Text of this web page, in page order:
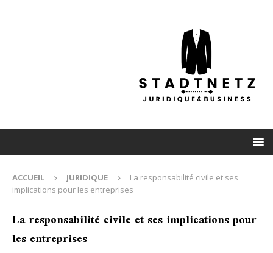
ACCUEIL JURIDIQUE
La responsabilité civile et ses
implications pour les entreprises
La responsabilité civile et ses implications pour
les entreprises